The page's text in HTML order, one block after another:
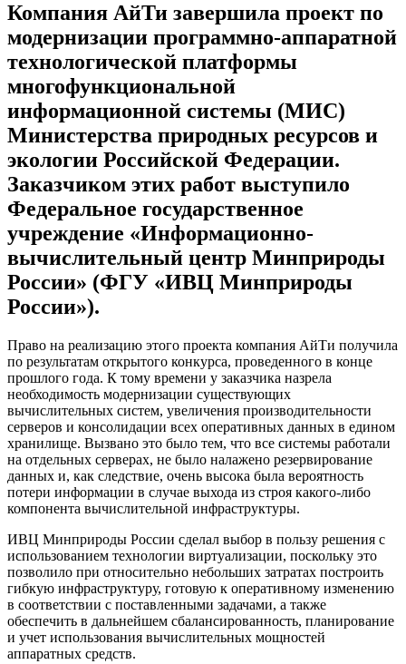
Компания АйТи завершила проект по
модернизации программно-аппаратной
технологической платформы
многофункциональной
информационной системы (МИС)
Министерства природных ресурсов и
экологии Российской Федерации.
Заказчиком этих работ выступило
Федеральное государственное
учреждение «Информационно-
вычислительный центр Минприроды
России» (ФГУ «ИВЦ Минприроды
России»).
Право на реализацию этого проекта компания АйТи получила
по результатам открытого конкурса, проведенного в конце
прошлого года. К тому времени у заказчика назрела
необходимость модернизации существующих
вычислительных систем, увеличения производительности
серверов и консолидации всех оперативных данных в едином
хранилище. Вызвано это было тем, что все системы работали
на отдельных серверах, не было налажено резервирование
данных и, как следствие, очень высока была вероятность
потери информации в случае выхода из строя какого-либо
компонента вычислительной инфраструктуры.
ИВЦ Минприроды России сделал выбор в пользу решения с
использованием технологии виртуализации, поскольку это
позволило при относительно небольших затратах построить
гибкую инфраструктуру, готовую к оперативному изменению
в соответствии с поставленными задачами, а также
обеспечить в дальнейшем сбалансированность, планирование
и учет использования вычислительных мощностей
аппаратных средств.